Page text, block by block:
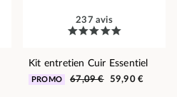
237 avis
Kit entretien Cuir Essentiel
PROMO 67,09 € 59,90 €